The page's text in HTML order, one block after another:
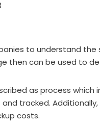
to understand
then can be used to
as process
tracked.
costs.